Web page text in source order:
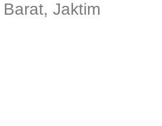
Jaktim